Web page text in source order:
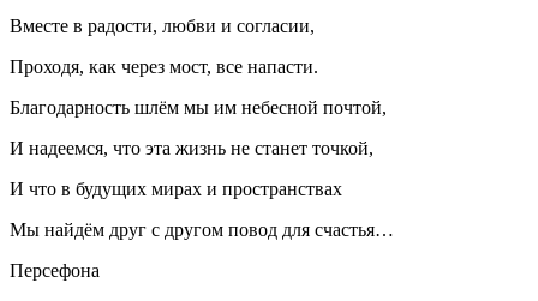
Вместе в радости, любви и согласии,
Проходя, как через мост, все напасти.
Благодарность шлём мы им небесной почтой,
И надеемся, что эта жизнь не станет точкой,
И что в будущих мирах и пространствах
Мы найдём друг с другом повод для счастья…
Персефона